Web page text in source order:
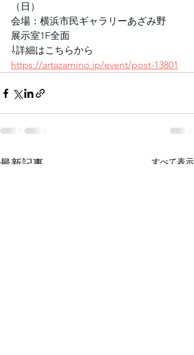
（日）
会場：横浜市民ギャラリーあざみ野
展示室1F全面
⇩詳細はこちらから
https://artazamino.jp/event/post-13801
最新記事 すべて表示